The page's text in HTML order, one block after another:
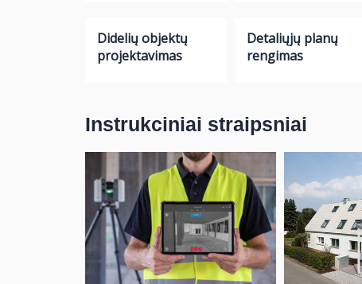
Didelių objektų
projektavimas
Detaliųjų planų
rengimas
Instrukciniai straipsniai